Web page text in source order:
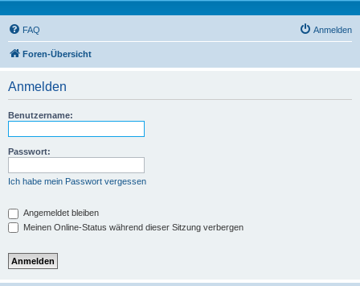
FAQ Anmelden
Foren-Übersicht
Anmelden
Benutzername:
Passwort:
Ich habe mein Passwort vergessen
Angemeldet bleiben
Meinen Online-Status während dieser Sitzung verbergen